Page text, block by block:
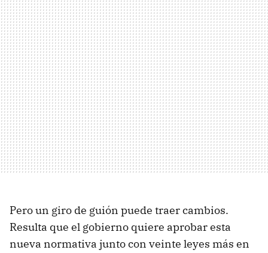
Pero un giro de guión puede traer cambios.
Resulta que el gobierno quiere aprobar esta
nueva normativa junto con veinte leyes más en